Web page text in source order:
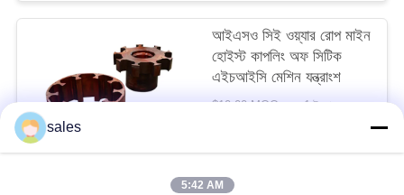
আইএসও সিই ওয়্যার রোপ মাইন
হোইস্ট কাপলিং অফ সিটিক
এইচআইসি মেশিন যন্ত্রাংশ
$10.00 MOQ:> = 1 টুকরা
sales
5:42 AM